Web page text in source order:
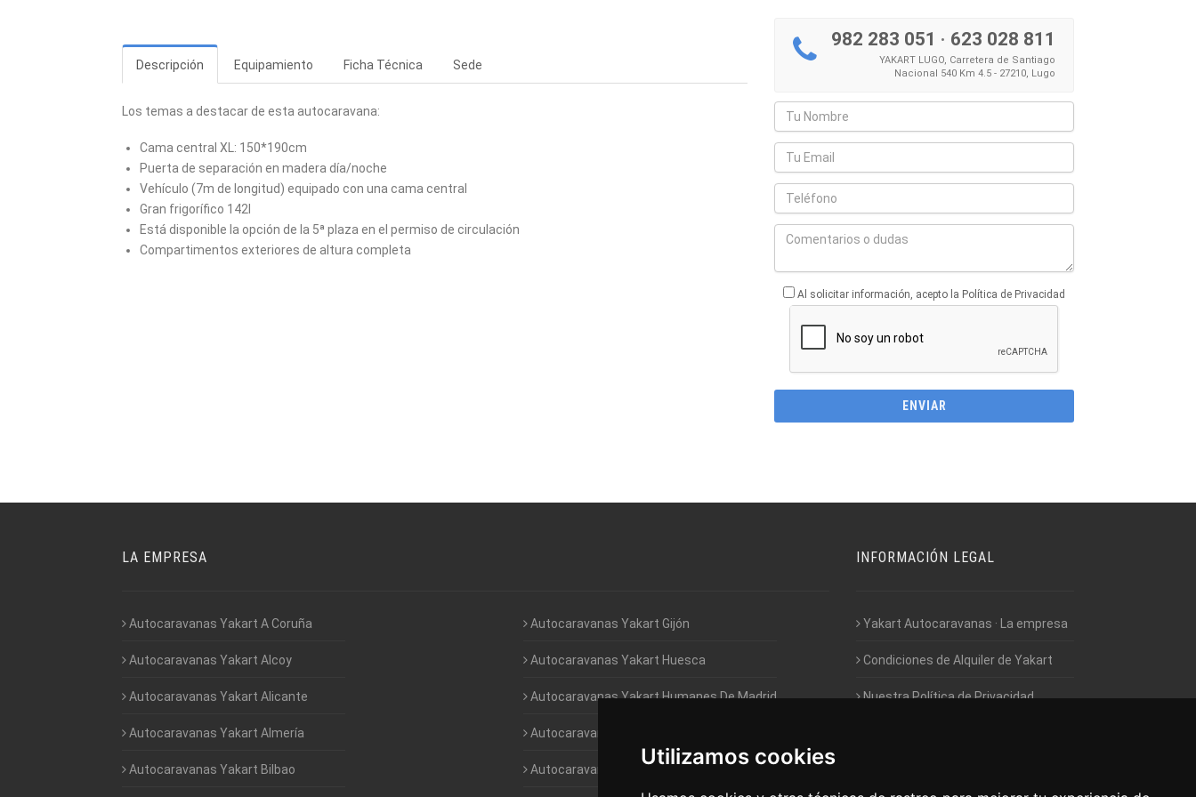
Utilizamos cookies
Descripción Equipamiento Ficha Técnica Sede
Los temas a destacar de esta autocaravana:
Cama central XL: 150*190cm
Puerta de separación en madera día/noche
Vehículo (7m de longitud) equipado con una cama central
Gran frigorífico 142l
Está disponible la opción de la 5ª plaza en el permiso de circulación
Compartimentos exteriores de altura completa
982 283 051 · 623 028 811
YAKART LUGO, Carretera de Santiago
Nacional 540 Km 4.5 - 27210, Lugo
Al solicitar información, acepto la Política de Privacidad
LA EMPRESA
Autocaravanas Yakart A Coruña
Autocaravanas Yakart Alcoy
Autocaravanas Yakart Alicante
Autocaravanas Yakart Almería
Autocaravanas Yakart Bilbao
Autocaravanas Yakart Gijón
Autocaravanas Yakart Huesca
Autocaravanas Yakart Humanes De Madrid
Autocaravanas Yakart Jaén
Autocaravanas Yakart Lugo
INFORMACIÓN LEGAL
Yakart Autocaravanas · La empresa
Condiciones de Alquiler de Yakart
Nuestra Política de Privacidad